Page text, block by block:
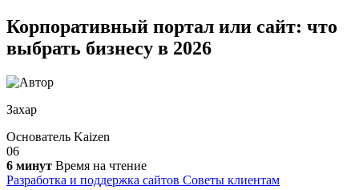
Корпоративный портал или сайт: что
выбрать бизнесу в 2026
Захар
Основатель Kaizen
06
6 минут Время на чтение
Разработка и поддержка сайтов Советы клиентам